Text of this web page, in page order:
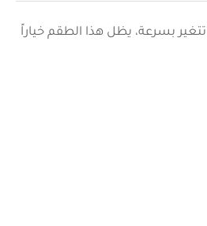
بسرعة، يظل هذا الطقم خياراً